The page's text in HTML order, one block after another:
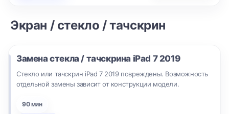
Экран / стекло / тачскрин
Замена стекла / тачскрина iPad 7 2019
Стекло или тачскрин iPad 7 2019 повреждены. Возможность
отдельной замены зависит от конструкции модели.
90 мин